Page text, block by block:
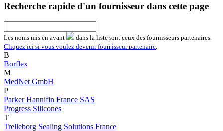
Recherche rapide d'un fournisseur dans cette page
Les noms mis en avant
dans la liste sont ceux des fournisseurs partenaires.
Cliquez ici si vous voulez devenir fournisseur partenaire
B
Borflex
M
MedNet GmbH
P
Parker Hannifin France SAS
Progress Silicones
T
Trelleborg Sealing Solutions France